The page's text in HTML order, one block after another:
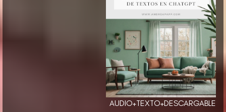
AUDIO+TEXTO+DESCARGABLE